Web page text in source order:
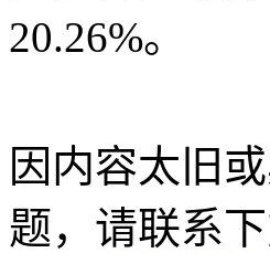
20.26%。
因内容太旧
题，请联系下